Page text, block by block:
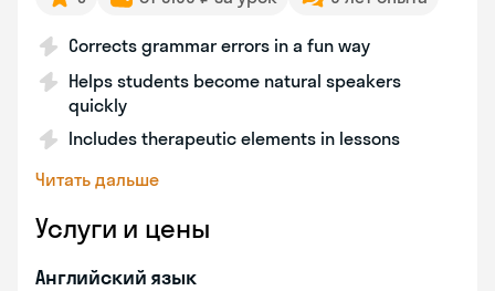
Corrects grammar errors in a fun way
Helps students become natural speakers
quickly
Includes therapeutic elements in lessons
Читать дальше
Услуги и цены
Английский язык